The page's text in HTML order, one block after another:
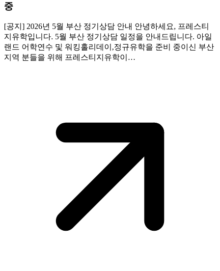
중
[공지] 2026년 5월 부산 정기상담 안내 안녕하세요, 프레스티
지유학입니다. 5월 부산 정기상담 일정을 안내드립니다. 아일
랜드 어학연수 및 워킹홀리데이,정규유학을 준비 중이신 부산
지역 분들을 위해 프레스티지유학이…